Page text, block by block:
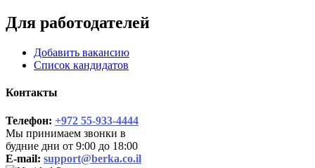
Для работодателей
Добавить вакансию
Список кандидатов
Контакты
Телефон: +972 55-933-4444
Мы принимаем звонки в
будние дни от 9:00 до 18:00
E-mail: support@berka.co.il